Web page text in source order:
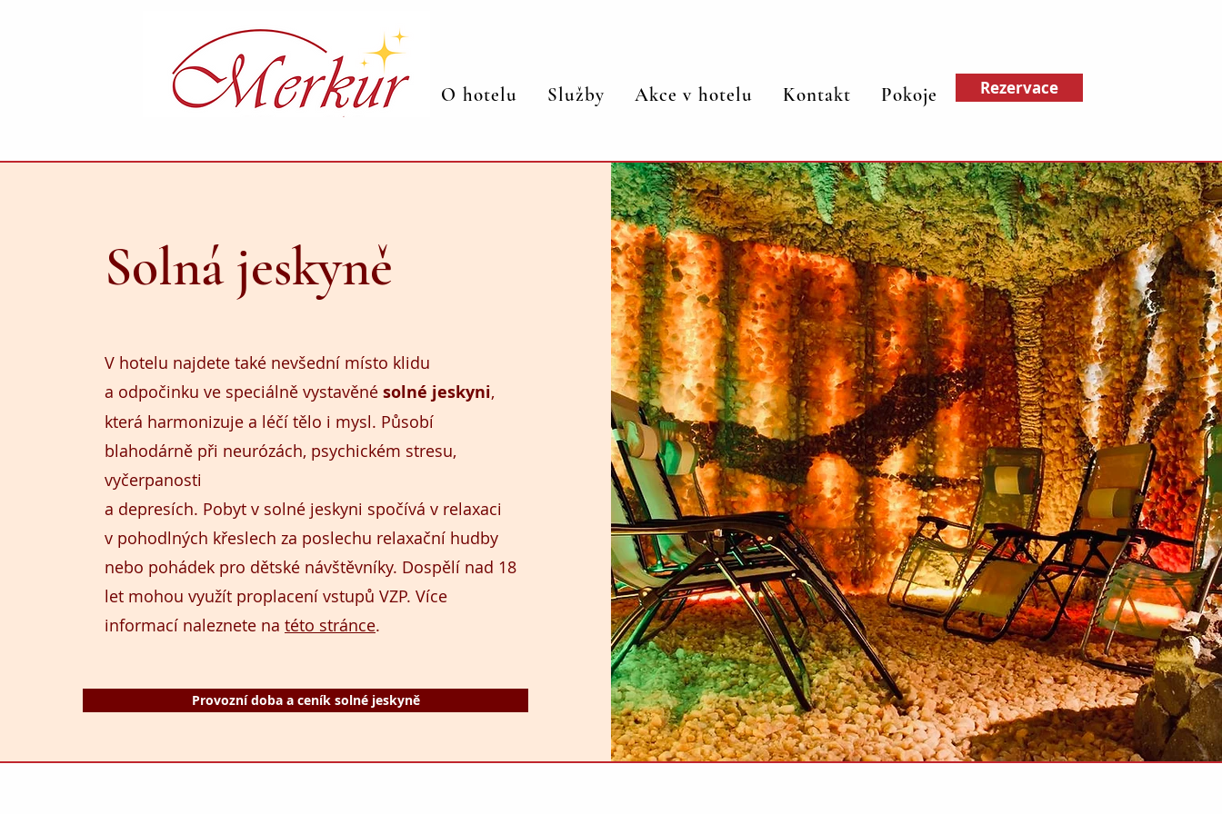
O hotelu Služby Akce v hotelu Kontakt Pokoje Rezervace
Solná jeskyně
V hotelu najdete také nevšední místo klidu
a odpočinku ve speciálně vystavěné solné jeskyni,
která harmonizuje a léčí tělo i mysl. Působí
blahodárně při neurózách, psychickém stresu,
vyčerpanosti
a depresích. Pobyt v solné jeskyni spočívá v relaxaci
v pohodlných křeslech za poslechu relaxační hudby
nebo pohádek pro dětské návštěvníky. Dospělí nad 18
let mohou využít proplacení vstupů VZP. Více
informací naleznete na této stránce.
Provozní doba a ceník solné jeskyně